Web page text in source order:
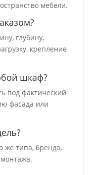
мебели.
глубину,
крепление
шкаф?
под фактический
фасада или
же типа, бренда,